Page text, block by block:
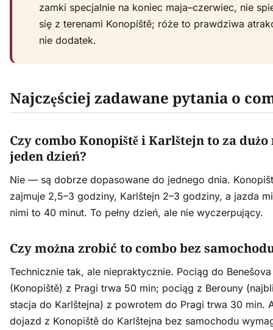
zamki specjalnie na koniec maja–czerwiec, nie
się z terenami Konopiště; róże to prawdziwa
nie dodatek.
Najczęściej zadawane pytania o
Czy combo Konopiště i Karlštejn to za dużo
jeden dzień?
Nie — są dobrze dopasowane do jednego dnia.
zajmuje 2,5–3 godziny, Karlštejn 2–3 godziny, a jazda
nimi to 40 minut. To pełny dzień, ale nie wyczerpujący.
Czy można zrobić to combo bez
Technicznie tak, ale niepraktycznie. Pociąg do Benešova
(Konopiště) z Pragi trwa 50 min; pociąg z Berouny
stacja do Karlštejna) z powrotem do Pragi trwa 30 min.
dojazd z Konopiště do Karlštejna bez samochodu